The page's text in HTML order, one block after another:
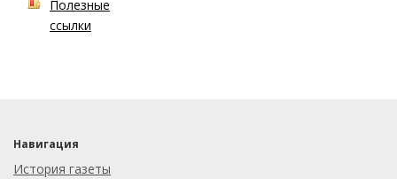
Полезные
ссылки
Навигация
История газеты